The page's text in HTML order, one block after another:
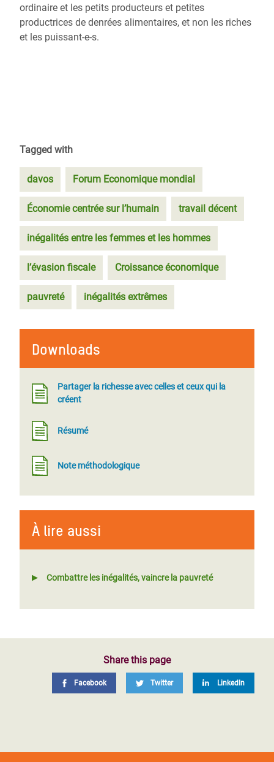
ordinaire et les petits producteurs et petites
productrices de denrées alimentaires, et non les riches
et les puissant-e-s.
Tagged with
davos Forum Economique mondial
Économie centrée sur l’humain travail décent
inégalités entre les femmes et les hommes
l’évasion fiscale Croissance économique
pauvreté inégalités extrêmes
Downloads
Partager la richesse avec celles et ceux qui la
créent
Résumé
Note méthodologique
À lire aussi
Combattre les inégalités, vaincre la pauvreté
Share this page
Facebook Twitter LinkedIn